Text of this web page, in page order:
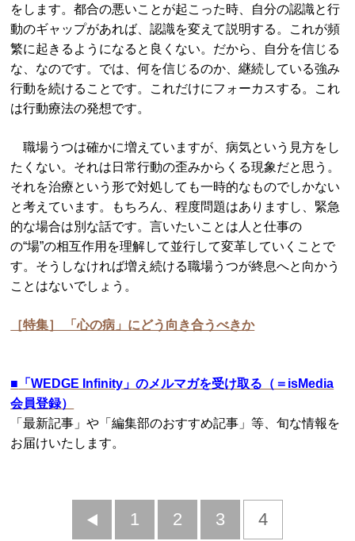
をします。都合の悪いことが起こった時、自分の認識と行
動のギャップがあれば、認識を変えて説明する。これが頻
繁に起きるようになると良くない。だから、自分を信じる
な、なのです。では、何を信じるのか、継続している強み
行動を続けることです。これだけにフォーカスする。これ
は行動療法の発想です。
職場うつは確かに増えていますが、病気という見方をし
たくない。それは日常行動の歪みからくる現象だと思う。
それを治療という形で対処しても一時的なものでしかない
と考えています。もちろん、程度問題はありますし、緊急
的な場合は別な話です。言いたいことは人と仕事の
の“場”の相互作用を理解して並行して変革していくことで
す。そうしなければ増え続ける職場うつが終息へと向かう
ことはないでしょう。
［特集］ 「心の病」にどう向き合うべきか
■ 「WEDGE Infinity」のメルマガを受け取る（＝isMedia
会員登録）
「最新記事」や「編集部のおすすめ記事」等、旬な情報を
お届けいたします。
前
1 2 3 4